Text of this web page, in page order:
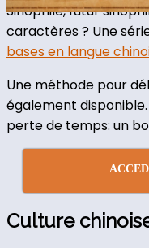
Sinophile, futur
caractères ? Une
bases en langue
Une méthode pour
également
perte de temps: un
Culture